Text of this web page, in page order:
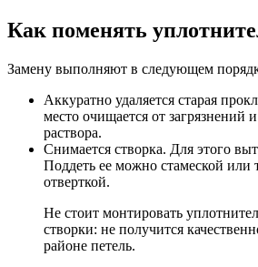
Как поменять
Замену выполняют в следующем
Аккуратно удаляется старая
место очищается от загрязнений
раствора.
Снимается створка. Для этого
Поддеть ее можно стамеской или
отверткой.
Не стоит монтировать
створки: не получится
районе петель.